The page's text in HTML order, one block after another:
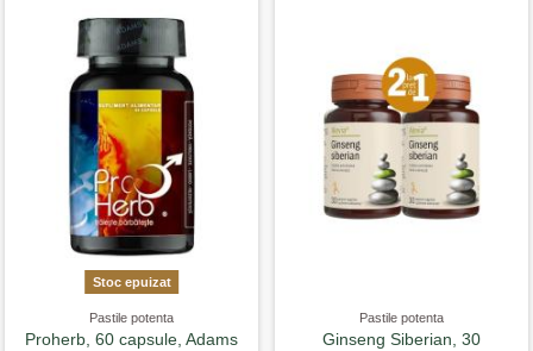
Stoc epuizat
Pastile potenta
Proherb, 60 capsule, Adams
Pastile potenta
Ginseng Siberian, 30